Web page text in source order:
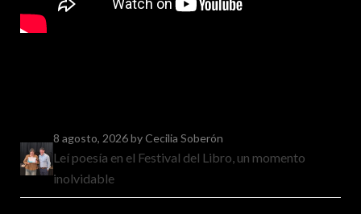
8 agosto, 2026by Cecilia Soberón
Leí poesía en el Festival del Libro, un momento
inolvidable